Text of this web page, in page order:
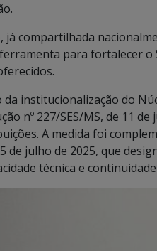
já compartilhada
para fortalecer o
institucionalização do
nº 227/SES/MS, de 11
A medida foi
de julho de 2025, que
técnica e